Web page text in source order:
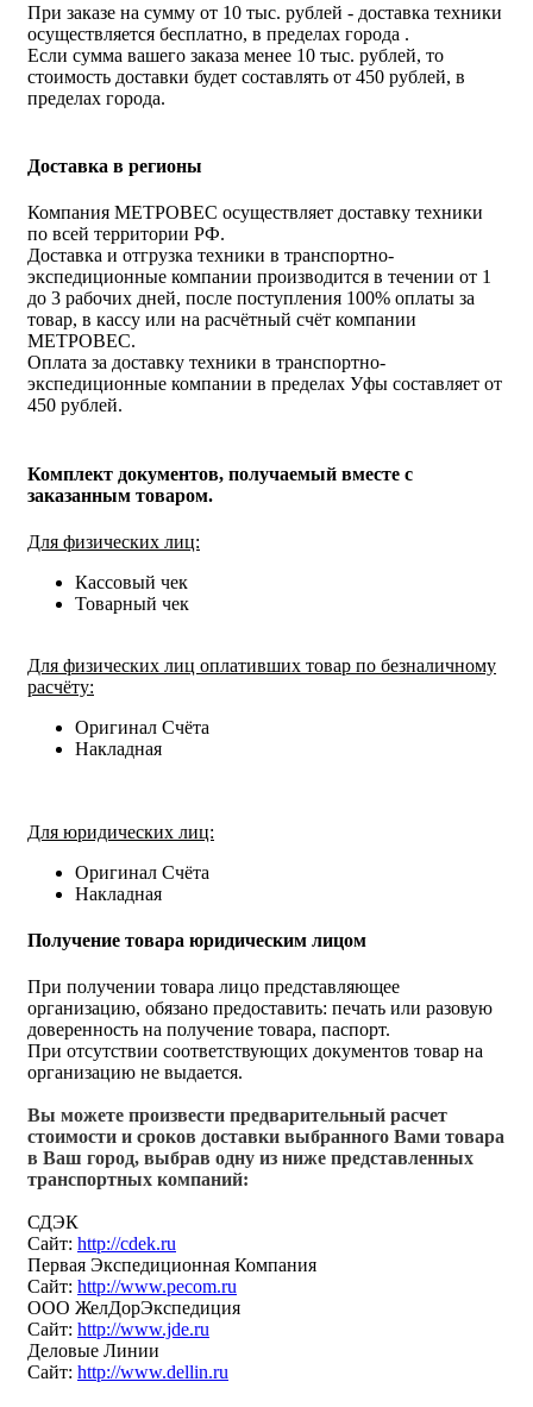
При заказе на сумму от 10 тыс. рублей - доставка техники
осуществляется бесплатно, в пределах города .
Если сумма вашего заказа менее 10 тыс. рублей, то
стоимость доставки будет составлять от 450 рублей, в
пределах города.
Доставка в регионы
Компания МЕТРОВЕС осуществляет доставку техники
по всей территории РФ.
Доставка и отгрузка техники в транспортно-
экспедиционные компании производится в течении от 1
до 3 рабочих дней, после поступления 100% оплаты за
товар, в кассу или на расчётный счёт компании
МЕТРОВЕС.
Оплата за доставку техники в транспортно-
экспедиционные компании в пределах Уфы составляет от
450 рублей.
Комплект документов, получаемый вместе с
заказанным товаром.
Для физических лиц:
Кассовый чек
Товарный чек
Для физических лиц оплативших товар по безналичному
расчёту:
Оригинал Счёта
Накладная
Для юридических лиц:
Оригинал Счёта
Накладная
Получение товара юридическим лицом
При получении товара лицо представляющее
организацию, обязано предоставить: печать или разовую
доверенность на получение товара, паспорт.
При отсутствии соответствующих документов товар на
организацию не выдается.
Вы можете произвести предварительный расчет
стоимости и сроков доставки выбранного Вами товара
в Ваш город, выбрав одну из ниже представленных
транспортных компаний:
СДЭК
Сайт: http://cdek.ru
Первая Экспедиционная Компания
Сайт: http://www.pecom.ru
ООО ЖелДорЭкспедиция
Сайт: http://www.jde.ru
Деловые Линии
Сайт: http://www.dellin.ru